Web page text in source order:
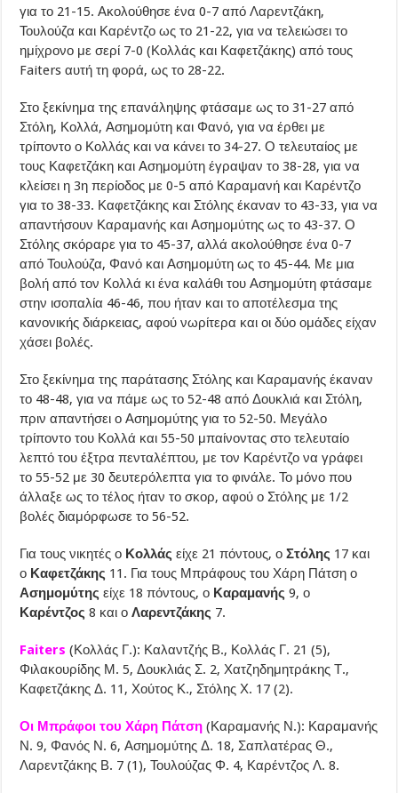
για το 21-15. Ακολούθησε ένα 0-7 από Λαρεντζάκη,
Τουλούζα και Καρέντζο ως το 21-22, για να τελειώσει το
ημίχρονο με σερί 7-0 (Κολλάς και Καφετζάκης) από τους
Faiters αυτή τη φορά, ως το 28-22.
Στο ξεκίνημα της επανάληψης φτάσαμε ως το 31-27 από
Στόλη, Κολλά, Ασημομύτη και Φανό, για να έρθει με
τρίποντο ο Κολλάς και να κάνει το 34-27. Ο τελευταίος με
τους Καφετζάκη και Ασημομύτη έγραψαν το 38-28, για να
κλείσει η 3η περίοδος με 0-5 από Καραμανή και Καρέντζο
για το 38-33. Καφετζάκης και Στόλης έκαναν το 43-33, για να
απαντήσουν Καραμανής και Ασημομύτης ως το 43-37. Ο
Στόλης σκόραρε για το 45-37, αλλά ακολούθησε ένα 0-7
από Τουλούζα, Φανό και Ασημομύτη ως το 45-44. Με μια
βολή από τον Κολλά κι ένα καλάθι του Ασημομύτη φτάσαμε
στην ισοπαλία 46-46, που ήταν και το αποτέλεσμα της
κανονικής διάρκειας, αφού νωρίτερα και οι δύο ομάδες είχαν
χάσει βολές.
Στο ξεκίνημα της παράτασης Στόλης και Καραμανής έκαναν
το 48-48, για να πάμε ως το 52-48 από Δουκλιά και Στόλη,
πριν απαντήσει ο Ασημομύτης για το 52-50. Μεγάλο
τρίποντο του Κολλά και 55-50 μπαίνοντας στο τελευταίο
λεπτό του έξτρα πενταλέπτου, με τον Καρέντζο να γράφει
το 55-52 με 30 δευτερόλεπτα για το φινάλε. Το μόνο που
άλλαξε ως το τέλος ήταν το σκορ, αφού ο Στόλης με 1/2
βολές διαμόρφωσε το 56-52.
Για τους νικητές ο Κολλάςείχε 21 πόντους, οΣτόλης 17 και
ο Καφετζάκης 11. Για τους Μπράφους του Χάρη Πάτση ο
Ασημομύτηςείχε 18 πόντους, ο Καραμανής9, ο
Καρέντζος8 και οΛαρεντζάκης 7.
Faiters(Κολλάς Γ.): Καλαντζής Β., Κολλάς Γ. 21 (5),
Φιλακουρίδης Μ. 5, Δουκλιάς Σ. 2, Χατζηδημητράκης Τ.,
Καφετζάκης Δ. 11, Χούτος Κ., Στόλης Χ. 17 (2).
Οι Μπράφοι του Χάρη Πάτση (Καραμανής Ν.): Καραμανής
Ν. 9, Φανός Ν. 6, Ασημομύτης Δ. 18, Σαπλατέρας Θ.,
Λαρεντζάκης Β. 7 (1), Τουλούζας Φ. 4, Καρέντζος Λ. 8.